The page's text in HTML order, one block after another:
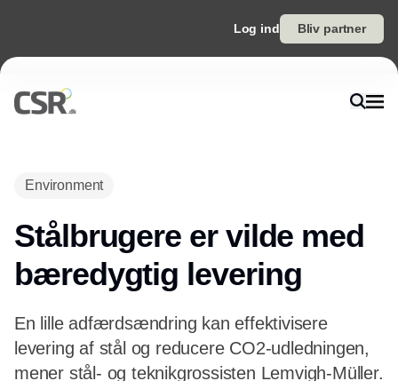
Log ind Bliv partner
Environment
Stålbrugere er vilde med
bæredygtig levering
En lille adfærdsændring kan effektivisere
levering af stål og reducere CO2-udledningen,
mener stål- og teknikgrossisten Lemvigh-Müller.